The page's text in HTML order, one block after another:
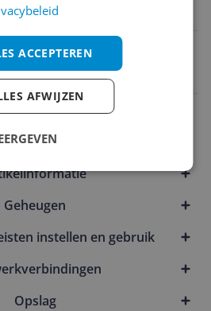
Afmetingen
Geheugen
instellen en gebruik
Opslag
ACCEPTEREN
AFWIJZEN